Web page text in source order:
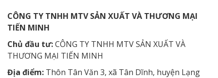
CÔNG TY TNHH MTV SẢN XUẤT VÀ THƯƠNG MẠI
TIẾN MINH
Chủ đầu tư:CÔNG TY TNHH MTV SẢN XUẤT VÀ
THƯƠNG MẠI TIẾN MINH
Địa điểm: Thôn Tân Văn 3, xã Tân Dĩnh, huyện Lạng